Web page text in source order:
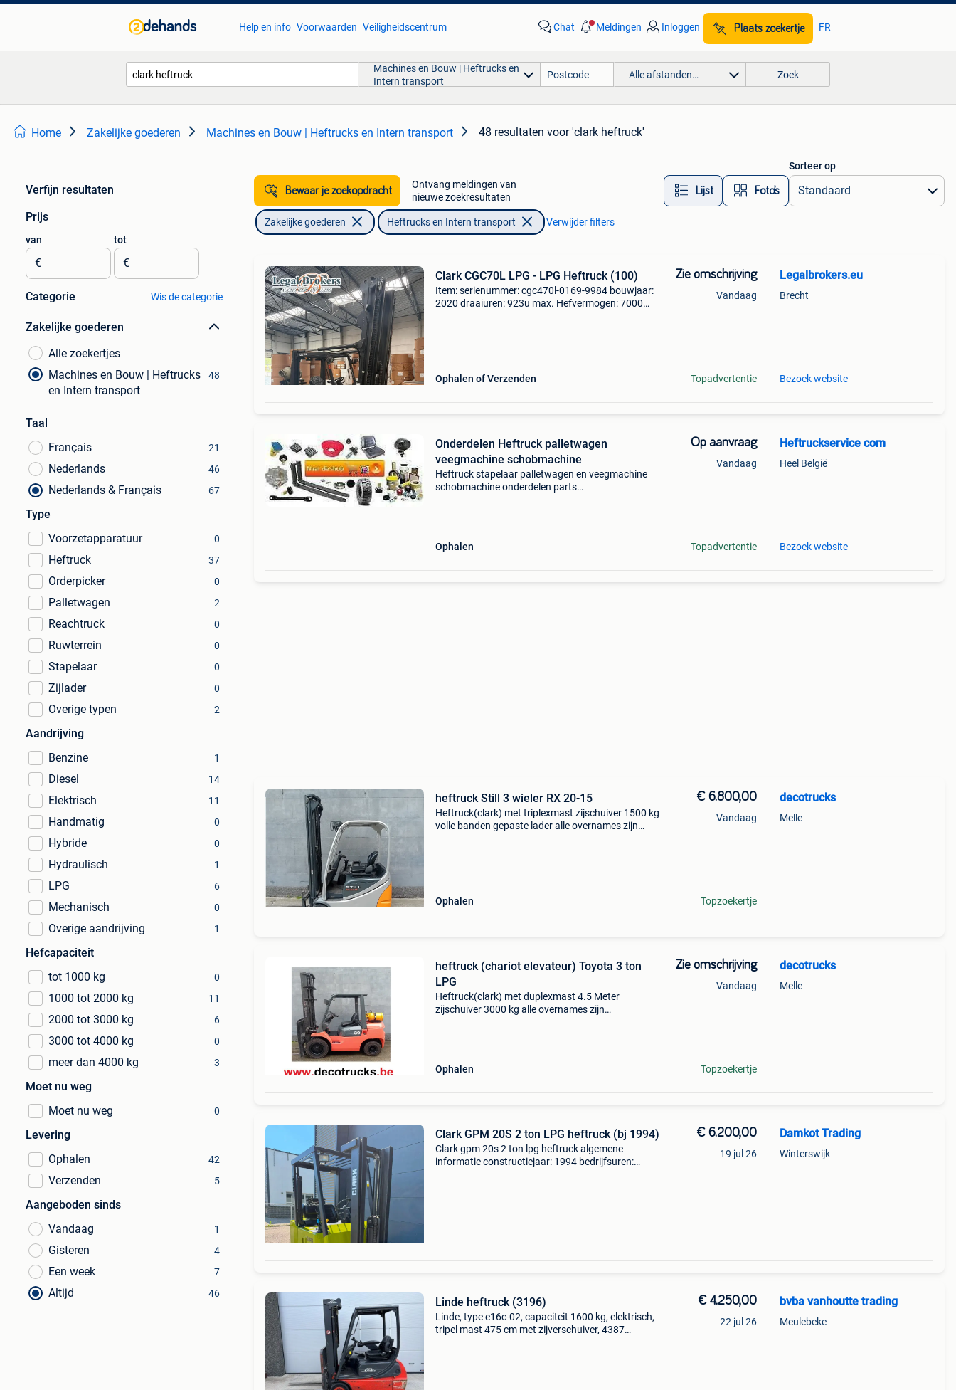
Help en info Voorwaarden Veiligheidscentrum Chat Meldingen Inloggen Plaats zoekertje FR
Machines en Bouw | Heftrucks en
Intern transport
Alle afstanden… Zoek
Home Zakelijke goederen Machines en Bouw | Heftrucks en Intern transport 48 resultaten voor 'clark heftruck'
Verfijn resultaten
Prijs
van
€
tot
€
Categorie Wis de categorie
Zakelijke goederen
Alle zoekertjes
Machines en Bouw | Heftrucks
en Intern transport
48
Taal
Français
21
Nederlands 46
Nederlands & Français 67
Type
Voorzetapparatuur
0
Heftruck 37
Orderpicker 0
Palletwagen 2
Reachtruck 0
Ruwterrein 0
Stapelaar 0
Zijlader 0
Overige typen 2
Aandrijving
Benzine
1
Diesel 14
Elektrisch 11
Handmatig 0
Hybride 0
Hydraulisch 1
LPG 6
Mechanisch 0
Overige aandrijving 1
Hefcapaciteit
tot 1000 kg
0
1000 tot 2000 kg 11
2000 tot 3000 kg 6
3000 tot 4000 kg 0
meer dan 4000 kg 3
Moet nu weg
Moet nu weg
0
Levering
Ophalen
42
Verzenden 5
Aangeboden sinds
Vandaag
1
Gisteren 4
Een week 7
Altijd 46
Bewaar je zoekopdracht
Ontvang meldingen van
nieuwe zoekresultaten
Lijst Foto’s
Sorteer op
Zakelijke goederen Heftrucks en Intern transport Verwijder filters
Clark CGC70L LPG - LPG Heftruck (100)
Item: serienummer: cgc470l-0169-9984 bouwjaar:
2020 draaiuren: 923u max. Hefvermogen: 7000
Ophalen of Verzenden
Zie omschrijving
Vandaag
Topadvertentie
Legalbrokers.eu
Brecht
Bezoek website
Onderdelen Heftruck palletwagen
veegmachine schobmachine
Heftruck stapelaar palletwagen en veegmachine
schobmachine onderdelen parts
Ophalen
Op aanvraag
Vandaag
Topadvertentie
Heftruckservice com
Heel België
Bezoek website
heftruck Still 3 wieler RX 20-15
Heftruck(clark) met triplexmast zijschuiver 1500 kg
volle banden gepaste lader alle overnames zijn
Ophalen
€ 6.800,00
Vandaag
Topzoekertje
decotrucks
Melle
heftruck (chariot elevateur) Toyota 3 ton
LPG
Heftruck(clark) met duplexmast 4.5 Meter
zijschuiver 3000 kg alle overnames zijn
Ophalen
Zie omschrijving
Vandaag
Topzoekertje
decotrucks
Melle
Clark GPM 20S 2 ton LPG heftruck (bj 1994)
Clark gpm 20s 2 ton lpg heftruck algemene
informatie constructiejaar: 1994 bedrijfsuren:
€ 6.200,00
19 jul 26
Damkot Trading
Winterswijk
Linde heftruck (3196)
Linde, type e16c-02, capaciteit 1600 kg, elektrisch,
tripel mast 475 cm met zijverschuiver, 4387
€ 4.250,00
22 jul 26
bvba vanhoutte trading
Meulebeke